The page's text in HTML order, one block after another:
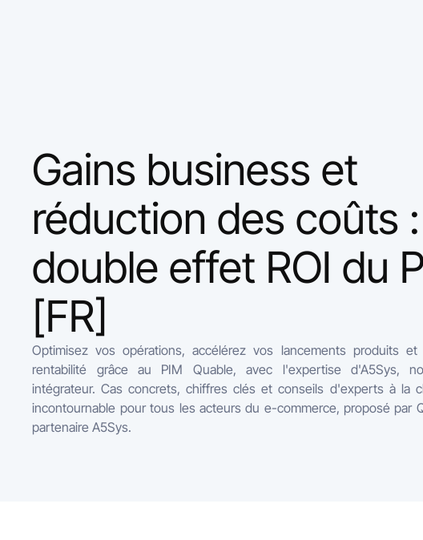
Gains business et
réduction des coûts
double effet ROI du
[FR]
Optimisez vos opérations, accélérez vos lancements produits
rentabilité grâce au PIM Quable, avec l'expertise d'A5Sys,
intégrateur. Cas concrets, chiffres clés et conseils d'experts à la
incontournable pour tous les acteurs du e-commerce, proposé par
partenaire A5Sys.